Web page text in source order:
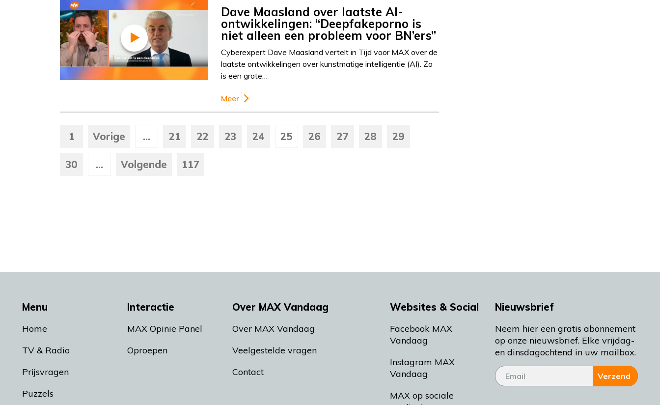
Dave Maasland over laatste AI-
ontwikkelingen: “Deepfakeporno is
niet alleen een probleem voor BN’ers”
Cyberexpert Dave Maasland vertelt in Tijd voor MAX over de
laatste ontwikkelingen over kunstmatige intelligentie (AI). Zo
is een grote…
Meer
1 Vorige ... 21 22 23 24 25 26 27 28 29
30 ... Volgende 117
Menu
Home
TV & Radio
Prijsvragen
Puzzels
Interactie
MAX Opinie Panel
Oproepen
Over MAX Vandaag
Over MAX Vandaag
Veelgestelde vragen
Contact
Websites & Social
Facebook MAX
Vandaag
Instagram MAX
Vandaag
MAX op sociale
Nieuwsbrief
Neem hier een gratis abonnement
op onze nieuwsbrief. Elke vrijdag-
en dinsdagochtend in uw mailbox.
Verzend